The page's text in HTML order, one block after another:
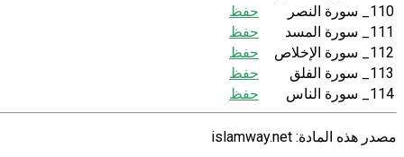
110_ سورة النصر
حفظ
111_ سورة المسد
حفظ
112_ سورة الإخلاص
حفظ
113_ سورة الفلق
حفظ
114_ سورة الناس
حفظ
مصدر هذه المادة: islamway.net